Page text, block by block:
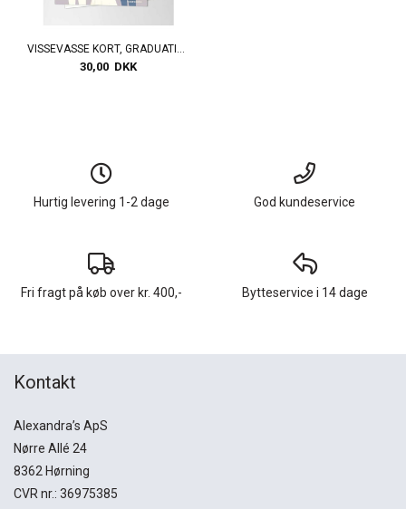
30,00 DKK
Hurtig levering 1-2 dage God kundeservice
Fri fragt på køb over kr. 400,- Bytteservice i 14 dage
Kontakt
Alexandra’s ApS
Nørre Allé 24
8362 Hørning
CVR nr.: 36975385